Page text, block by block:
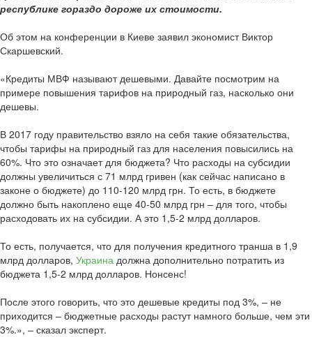
республике гораздо дороже их стоимости.
Об этом на конференции в Киеве заявил экономист Виктор
Скаршевский.
«Кредиты МВФ называют дешевыми. Давайте посмотрим на
примере повышения тарифов на природный газ, насколько они
дешевы.
В 2017 году правительство взяло на себя такие обязательства,
чтобы тарифы на природный газ для населения повысились на
60%. Что это означает для бюджета? Что расходы на субсидии
должны увеличиться с 71 млрд гривен (как сейчас написано в
законе о бюджете) до 110-120 млрд грн. То есть, в бюджете
должно быть накоплено еще 40-50 млрд грн – для того, чтобы
расходовать их на субсидии. А это 1,5-2 млрд долларов.
То есть, получается, что для получения кредитного транша в 1,9
млрд долларов, Украина должна дополнительно потратить из
бюджета 1,5-2 млрд долларов. Нонсенс!
После этого говорить, что это дешевые кредиты под 3%, – не
приходится – бюджетные расходы растут намного больше, чем эти
3%.», – сказал эксперт.